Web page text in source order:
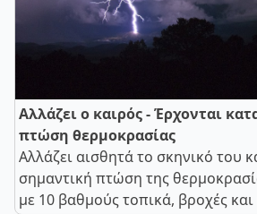
Αλλάζει ο καιρός - Έρχονται
πτώση θερμοκρασίας
Αλλάζει αισθητά το σκηνικό του
σημαντική πτώση της
με 10 βαθμούς τοπικά, βροχές και